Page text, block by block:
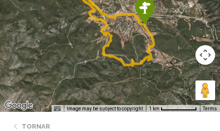
Image may be subject to copyright 1 km Terms
TORNAR